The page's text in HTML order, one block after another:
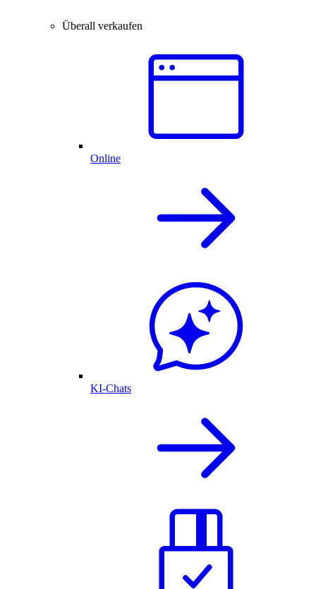
Überall verkaufen
Online
KI-Chats